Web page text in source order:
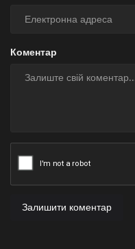
Коментар
Залишити коментар